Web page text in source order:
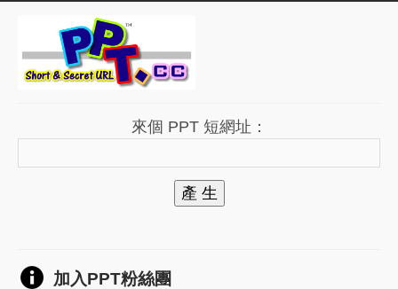
來個 PPT 短網址：
產 生
加入PPT粉絲團